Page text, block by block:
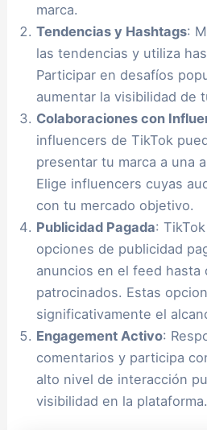
marca.
Tendencias y Hashtags:
las tendencias y utiliza
Participar en desafíos
aumentar la visibilidad de
Colaboraciones con
influencers de TikTok
presentar tu marca a una
Elige influencers cuyas
con tu mercado objetivo.
Publicidad Pagada:
opciones de publicidad
anuncios en el feed hasta
patrocinados. Estas
significativamente el
Engagement Activo:
comentarios y participa
alto nivel de interacción
visibilidad en la plataforma.